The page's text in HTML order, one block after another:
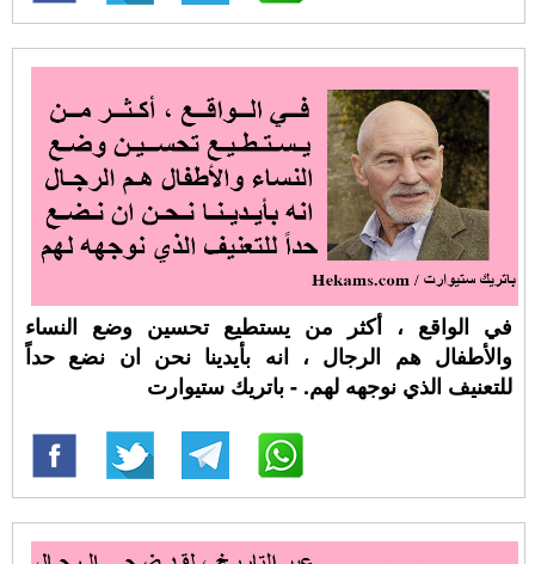
في الواقع ، أكثر من يستطيع تحسين وضع النساء
والأطفال هم الرجال ، انه بأيدينا نحن ان نضع حداً
للتعنيف الذي نوجهه لهم. - باتريك ستيوارت